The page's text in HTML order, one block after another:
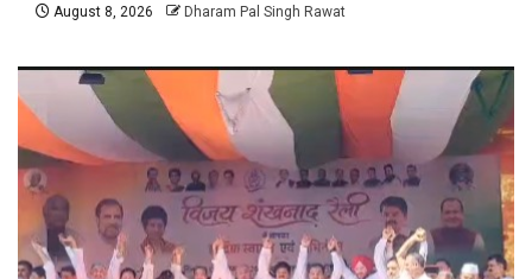
August 8, 2026 Dharam Pal Singh Rawat